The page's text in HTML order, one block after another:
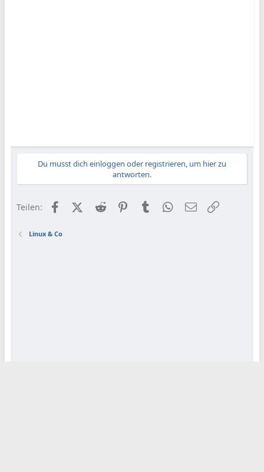
Du musst dich einloggen oder registrieren, um hier zu
antworten.
Teilen: FacebookX (Twitter)
Reddit PinterestTumblr WhatsApp
E-Mail
Linux & Co